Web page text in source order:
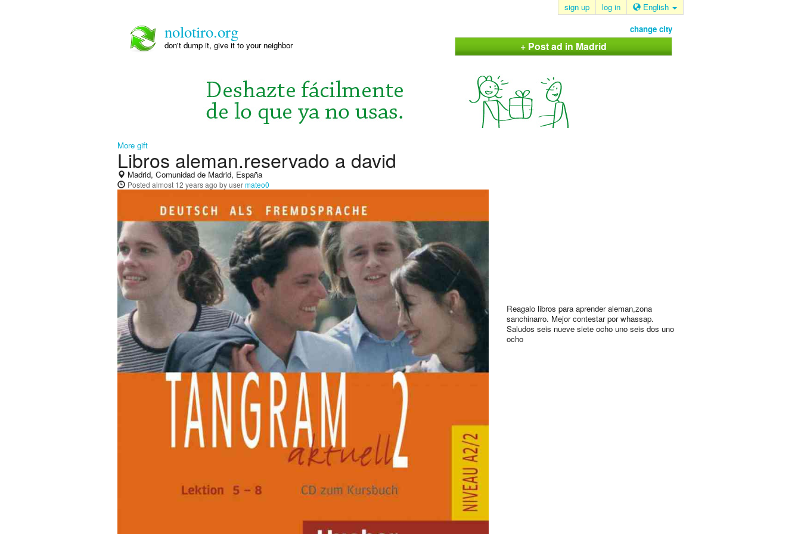
sign up log in English
nolotiro.org
don't dump it, give it to your neighbor
change city
+ Post ad in Madrid
More gift
Libros aleman.reservado a david
Madrid, Comunidad de Madrid, España
Posted almost 12 years ago by usermateo0
Reagalo libros para aprender aleman,zona
sanchinarro. Mejor contestar por whassap.
Saludos seis nueve siete ocho uno seis dos uno
ocho